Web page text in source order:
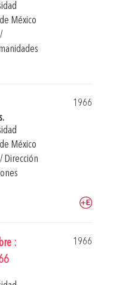
México
1966
México
Dirección
:
1966